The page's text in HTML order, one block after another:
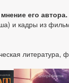
его автора.
и кадры из
литература,